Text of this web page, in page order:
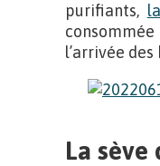
purifiants,
l’arrivée
La